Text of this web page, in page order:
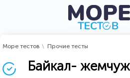
Море тестов Прочие тесты
Байкал-